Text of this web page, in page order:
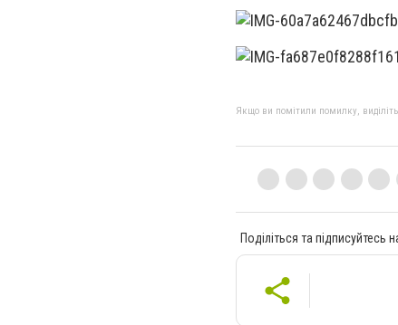
Якщо ви помітили помилку,
Поділіться та підписуйтесь